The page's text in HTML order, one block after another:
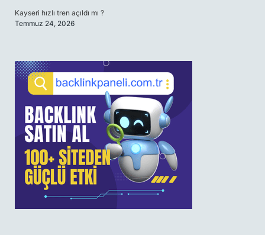
Kayseri hızlı tren açıldı mı ?
Temmuz 24, 2026